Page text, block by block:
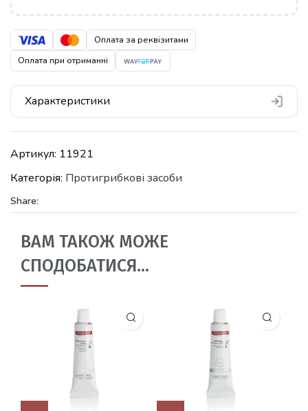
Оплата за реквізитами
Оплата при отриманні
Характеристики
Артикул: 11921
Категорія: Протигрибкові засоби
Share:
ВАМ ТАКОЖ МОЖЕ
СПОДОБАТИСЯ…